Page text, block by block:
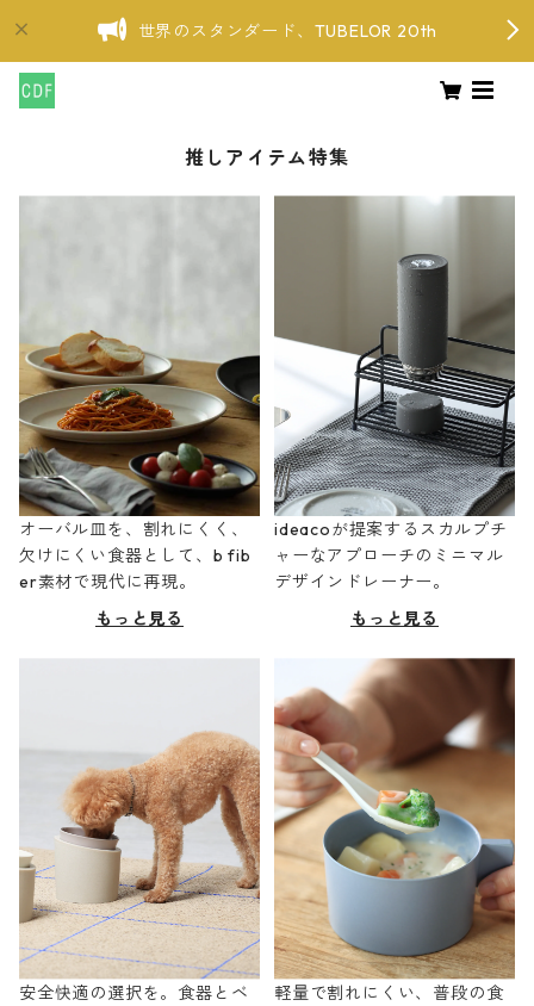
世界のスタンダード、TUBELOR 20th
推しアイテム特集
オーバル皿を、割れにくく、
欠けにくい食器として、b fib
er素材で現代に再現。
もっと見る
ideacoが提案するスカルプチ
ャーなアプローチのミニマル
デザインドレーナー。
もっと見る
安全快適の選択を。食器とベ
軽量で割れにくい、普段の食